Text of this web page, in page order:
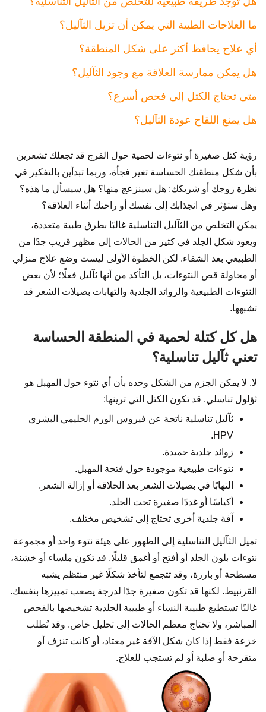
ما العلاجات الطبية التي يمكن أن تزيل الثآليل؟
أي علاج يحافظ أكثر على شكل المنطقة؟
هل يمكن ممارسة العلاقة مع وجود الثآليل؟
متى تحتاج الكتل إلى فحص أسرع؟
هل يمنع اللقاح عودة الثآليل؟
رؤية كتل صغيرة أو نتوءات لحمية حول الفرج قد تجعلك تشعرين
بأن شكل منطقتك الحساسة تغير فجأة، وربما تبدأين بالتفكير في
نظرة زوجك أو شريكك: هل سينزعج منها؟ هل سيسأل ما هذه؟
وهل ستؤثر في انجذابك إلى نفسك أو راحتك أثناء العلاقة؟
يمكن التخلص من الثآليل التناسلية غالبًا بطرق طبية متعددة،
ويعود شكل الجلد في كثير من الحالات إلى مظهر قريب جدًا من
الطبيعي بعد الشفاء. لكن الخطوة الأولى ليست وضع علاج منزلي
أو محاولة قص النتوءات، بل التأكد من أنها ثآليل فعلًا؛ لأن بعض
النتوءات الطبيعية والزوائد الجلدية والتهابات بصيلات الشعر قد
تشبهها.
هل كل كتلة لحمية في المنطقة الحساسة
تعني ثآليل تناسلية؟
لا. لا يمكن الجزم من الشكل وحده بأن أي نتوء حول المهبل هو
ثؤلول تناسلي. قد تكون الكتل التي ترينها:
ثآليل تناسلية ناتجة عن فيروس الورم الحليمي البشري
HPV.
زوائد جلدية حميدة.
نتوءات طبيعية موجودة حول فتحة المهبل.
التهابًا في بصيلات الشعر بعد الحلاقة أو إزالة الشعر.
أكياسًا أو غددًا صغيرة تحت الجلد.
آفة جلدية أخرى تحتاج إلى تشخيص مختلف.
تميل الثآليل التناسلية إلى الظهور على هيئة نتوء واحد أو مجموعة
نتوءات بلون الجلد أو أفتح أو أغمق قليلًا. قد تكون ملساء أو خشنة،
مسطحة أو بارزة، وقد تتجمع لتأخذ شكلًا غير منتظم يشبه
القرنبيط. لكنها قد تكون صغيرة جدًا لدرجة يصعب تمييزها بنفسك.
غالبًا تستطيع طبيبة النساء أو طبيبة الجلدية تشخيصها بالفحص
المباشر، ولا تحتاج معظم الحالات إلى تحليل خاص. وقد تُطلب
خزعة فقط إذا كان شكل الآفة غير معتاد، أو كانت تنزف أو
متقرحة أو صلبة أو لم تستجب للعلاج.